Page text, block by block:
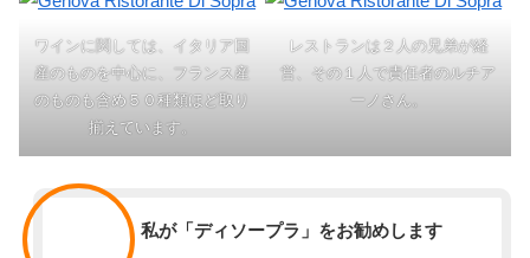
ワインに関しては、イタリア国
産のものを中心に、フランス産
のものも含め５０種類ほど取り
揃えています。
レストランは２人の兄弟が経
営、その１人で責任者のルチア
ーノさん。
私が「ディソープラ」をお勧めします